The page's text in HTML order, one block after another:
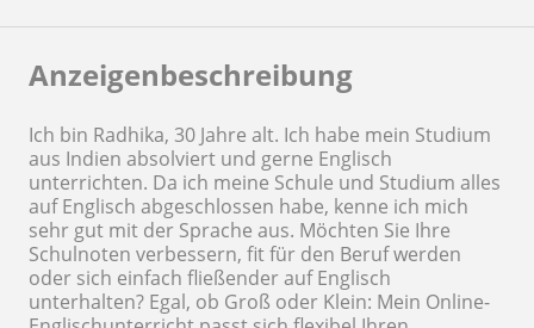
Anzeigenbeschreibung
Ich bin Radhika, 30 Jahre alt. Ich habe mein Studium
aus Indien absolviert und gerne Englisch
unterrichten. Da ich meine Schule und Studium alles
auf Englisch abgeschlossen habe, kenne ich mich
sehr gut mit der Sprache aus. Möchten Sie Ihre
Schulnoten verbessern, fit für den Beruf werden
oder sich einfach fließender auf Englisch
unterhalten? Egal, ob Groß oder Klein: Mein Online-